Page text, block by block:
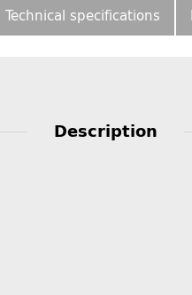
Technical specifications
Description